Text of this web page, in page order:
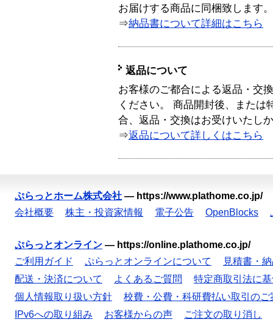
お届けする商品に同梱致します。
⇒納品書について詳細はこちら
返品について
お客様のご都合による返品・交
ください。 商品開封後、または
合、返品・交換はお受けいたし
⇒返品について詳しくはこちら
ぷらっとホーム株式会社 — https://www.plathome.co.jp/
会社概要
株主・投資家情報 電子公告 OpenBlocks
ぷらっとオンライン — https://online.plathome.co.jp/
ご利用ガイド
ぷらっとオンラインについて
見積書・
配送・決済について
よくあるご質問
特定商取引法に
個人情報取り扱い方針
校費・公費・科研費払い取引のご
IPv6への取り組み
お客様からの声 ご注文の取り消し